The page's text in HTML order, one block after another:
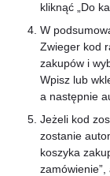
kliknąć „Do
W
Zwieger kod
zakupów i
Wpisz lub
a następnie
Jeżeli kod
zostanie
koszyka